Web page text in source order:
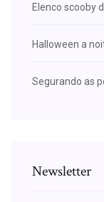
Elenco scooby
Halloween a
Segurando as
Newsletter